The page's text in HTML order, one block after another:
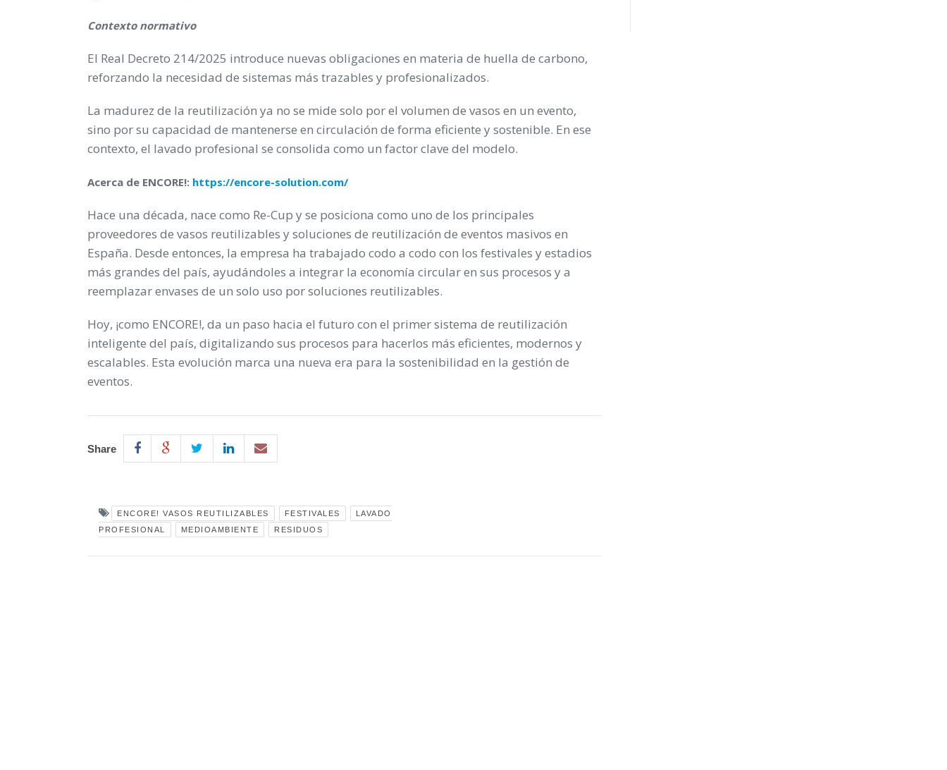
Contexto normativo
El Real Decreto 214/2025 introduce nuevas obligaciones en materia de huella de carbono,
reforzando la necesidad de sistemas más trazables y profesionalizados.
La madurez de la reutilización ya no se mide solo por el volumen de vasos en un evento,
sino por su capacidad de mantenerse en circulación de forma eficiente y sostenible. En ese
contexto, el lavado profesional se consolida como un factor clave del modelo.
Acerca de ENCORE!: https://encore-solution.com/
Hace una década, nace como Re-Cup y se posiciona como uno de los principales
proveedores de vasos reutilizables y soluciones de reutilización de eventos masivos en
España. Desde entonces, la empresa ha trabajado codo a codo con los festivales y estadios
más grandes del país, ayudándoles a integrar la economía circular en sus procesos y a
reemplazar envases de un solo uso por soluciones reutilizables.
Hoy, ¡como ENCORE!, da un paso hacia el futuro con el primer sistema de reutilización
inteligente del país, digitalizando sus procesos para hacerlos más eficientes, modernos y
escalables. Esta evolución marca una nueva era para la sostenibilidad en la gestión de
eventos.
Share
ENCORE! VASOS REUTILIZABLES FESTIVALES
LAVADO
PROFESIONAL
MEDIOAMBIENTE RESIDUOS